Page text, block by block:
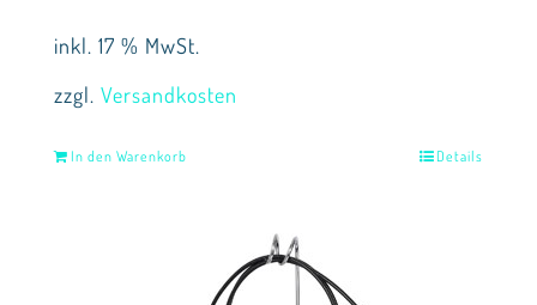
inkl. 17 % MwSt.
zzgl. Versandkosten
In den Warenkorb Details